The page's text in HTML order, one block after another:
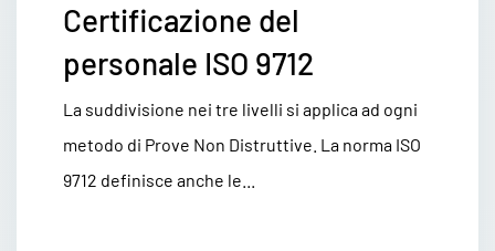
Certificazione del
personale ISO 9712
La suddivisione nei tre livelli si applica ad ogni
metodo di Prove Non Distruttive. La norma ISO
9712 definisce anche le...